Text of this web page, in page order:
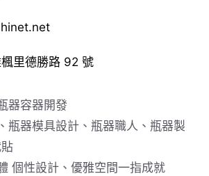
里德勝路 92 號
器容器開發
、瓶器模具設計 、瓶器職人 、瓶器製
個性設計、優雅空間一指成就